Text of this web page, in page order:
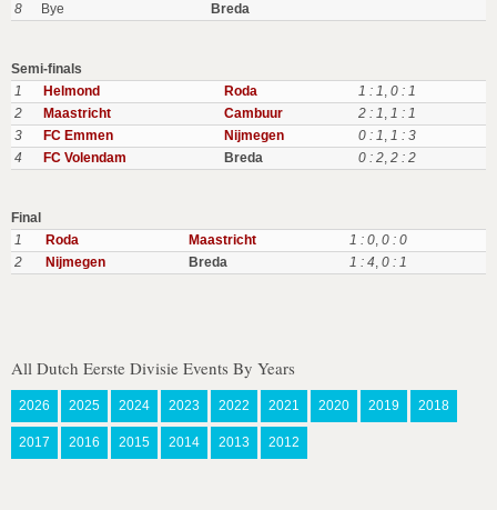
8
Bye Breda
Semi-finals
1
Helmond Roda 1 : 1, 0 : 1
2
Maastricht Cambuur 2 : 1, 1 : 1
3
FC Emmen Nijmegen 0 : 1, 1 : 3
4
FC Volendam Breda 0 : 2, 2 : 2
Final
1
Roda Maastricht 1 : 0, 0 : 0
2
Nijmegen Breda 1 : 4, 0 : 1
All Dutch Eerste Divisie Events By Years
2026 2025 2024 2023 2022 2021 2020 2019 2018
2017 2016 2015 2014 2013 2012